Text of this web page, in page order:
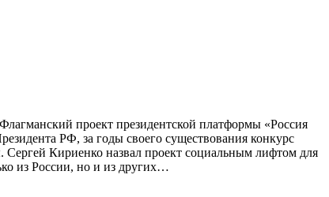
проект президентской платформы «Россия
РФ, за годы своего существования конкурс
Сергей Кириенко назвал проект социальным лифтом для
из России, но и из других…